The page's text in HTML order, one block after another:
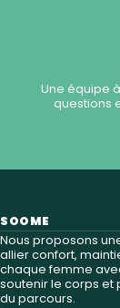
Une équipe
questions
SOOME
Nous proposons
allier confort,
chaque femme
soutenir le corps et
du parcours.